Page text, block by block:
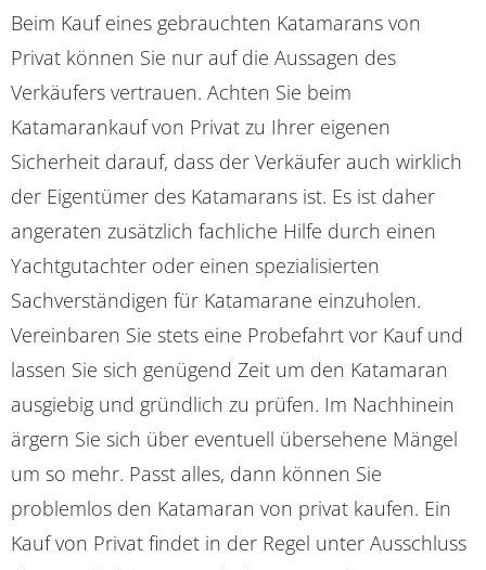
Beim Kauf eines gebrauchten Katamarans von
Privat können Sie nur auf die Aussagen des
Verkäufers vertrauen. Achten Sie beim
Katamarankauf von Privat zu Ihrer eigenen
Sicherheit darauf, dass der Verkäufer auch wirklich
der Eigentümer des Katamarans ist. Es ist daher
angeraten zusätzlich fachliche Hilfe durch einen
Yachtgutachter oder einen spezialisierten
Sachverständigen für Katamarane einzuholen.
Vereinbaren Sie stets eine Probefahrt vor Kauf und
lassen Sie sich genügend Zeit um den Katamaran
ausgiebig und gründlich zu prüfen. Im Nachhinein
ärgern Sie sich über eventuell übersehene Mängel
um so mehr. Passt alles, dann können Sie
problemlos den Katamaran von privat kaufen. Ein
Kauf von Privat findet in der Regel unter Ausschluss